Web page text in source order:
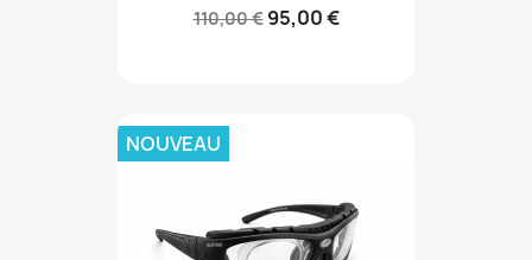
110,00 € 95,00 €
NOUVEAU